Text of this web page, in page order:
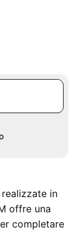
in
offre una
completare